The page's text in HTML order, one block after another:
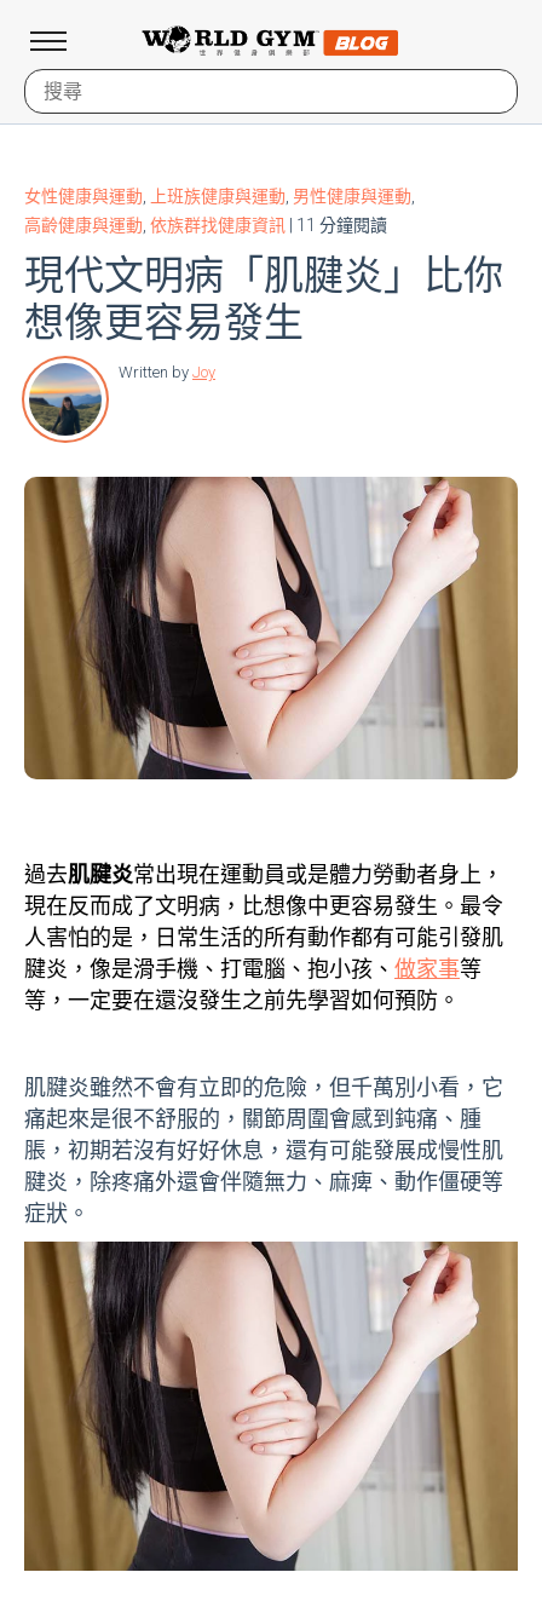
女性健康與運動 上班族健康與運動 男性健康與運動
高齡健康與運動 依族群找健康資訊 | 11 分鐘閱讀
現代文明病「肌腱炎」比你
想像更容易發生
Written by Joy
過去肌腱炎常出現在運動員或是體力勞動者身上，
現在反而成了文明病，比想像中更容易發生。最令
人害怕的是，日常生活的所有動作都有可能引發肌
腱炎，像是滑手機、打電腦、抱小孩、 做家事等
等，一定要在還沒發生之前先學習如何預防。
肌腱炎雖然不會有立即的危險，但千萬別小看，它
痛起來是很不舒服的，關節周圍會感到鈍痛、腫
脹，初期若沒有好好休息，還有可能發展成慢性肌
腱炎，除疼痛外還會伴隨無力、麻痺、動作僵硬等
症狀。